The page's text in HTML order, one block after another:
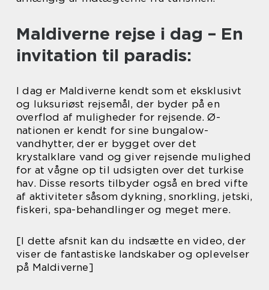
Maldiverne rejse i dag – En
invitation til paradis:
I dag er Maldiverne kendt som et eksklusivt
og luksuriøst rejsemål, der byder på en
overflod af muligheder for rejsende. Ø-
nationen er kendt for sine bungalow-
vandhytter, der er bygget over det
krystalklare vand og giver rejsende mulighed
for at vågne op til udsigten over det turkise
hav. Disse resorts tilbyder også en bred vifte
af aktiviteter såsom dykning, snorkling, jetski,
fiskeri, spa-behandlinger og meget mere.
[I dette afsnit kan du indsætte en video, der
viser de fantastiske landskaber og oplevelser
på Maldiverne]